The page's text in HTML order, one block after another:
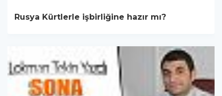
Rusya Kürtlerle işbirliğine hazır mı?